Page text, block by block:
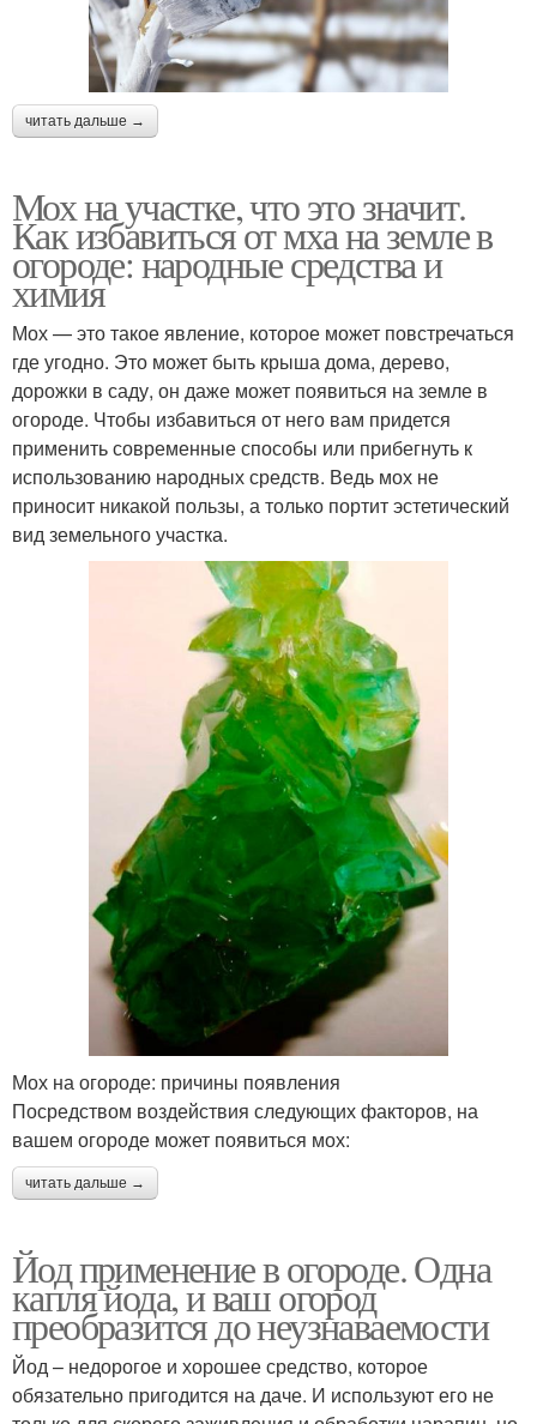
читать дальше →
Мох на участке, что это значит.
Как избавиться от мха на земле в
огороде: народные средства и
химия
Мох — это такое явление, которое может повстречаться
где угодно. Это может быть крыша дома, дерево,
дорожки в саду, он даже может появиться на земле в
огороде. Чтобы избавиться от него вам придется
применить современные способы или прибегнуть к
использованию народных средств. Ведь мох не
приносит никакой пользы, а только портит эстетический
вид земельного участка.
Мох на огороде: причины появления
Посредством воздействия следующих факторов, на
вашем огороде может появиться мох:
читать дальше →
Йод применение в огороде. Одна
капля йода, и ваш огород
преобразится до неузнаваемости
Йод – недорогое и хорошее средство, которое
обязательно пригодится на даче. И используют его не